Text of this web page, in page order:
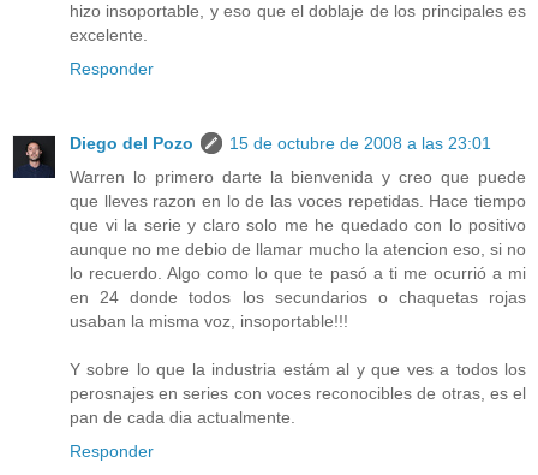
hizo insoportable, y eso que el doblaje de los principales es
excelente.
Responder
Diego del Pozo
15 de octubre de 2008 a las 23:01
Warren lo primero darte la bienvenida y creo que puede
que lleves razon en lo de las voces repetidas. Hace tiempo
que vi la serie y claro solo me he quedado con lo positivo
aunque no me debio de llamar mucho la atencion eso, si no
lo recuerdo. Algo como lo que te pasó a ti me ocurrió a mi
en 24 donde todos los secundarios o chaquetas rojas
usaban la misma voz, insoportable!!!
Y sobre lo que la industria estám al y que ves a todos los
perosnajes en series con voces reconocibles de otras, es el
pan de cada dia actualmente.
Responder